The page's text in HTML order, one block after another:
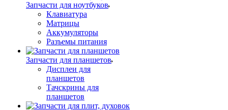
Запчасти для ноутбуков
Клавиатура
Матрицы
Аккумуляторы
Разъемы питания
Запчасти для планшетов
Дисплеи для
планшетов
Тачскрины для
планшетов